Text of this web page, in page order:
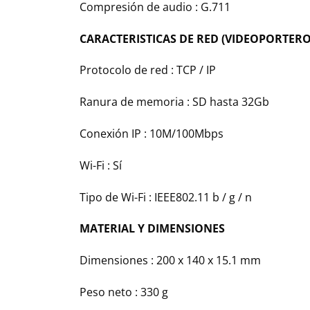
Compresión de audio : G.711
CARACTERISTICAS DE RED
Protocolo de red : TCP / IP
Ranura de memoria : SD hasta 32Gb
Conexión IP : 10M/100Mbps
Wi-Fi : Sí
Tipo de Wi-Fi : IEEE802.11 b / g / n
MATERIAL Y DIMENSIONES
Dimensiones : 200 x 140 x 15.1 mm
Peso neto : 330 g